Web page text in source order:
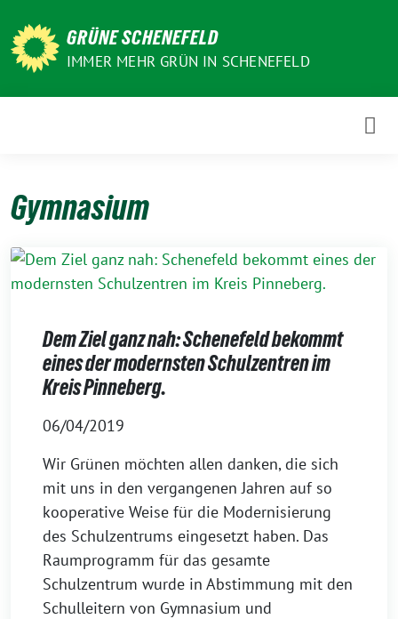
zum
Inhalt
GRÜNE SCHENEFELD
IMMER MEHR GRÜN IN SCHENEFELD
Gymnasium
Dem Ziel ganz nah: Schenefeld bekommt
eines der modernsten Schulzentren im
Kreis Pinneberg.
06/04/2019
Wir Grünen möchten allen danken, die sich
mit uns in den vergangenen Jahren auf so
kooperative Weise für die Modernisierung
des Schulzentrums eingesetzt haben. Das
Raumprogramm für das gesamte
Schulzentrum wurde in Abstimmung mit den
Schulleitern von Gymnasium und